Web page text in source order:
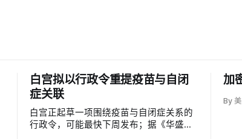
白宫拟以行政令重提疫苗与自闭
症关联
白宫正起草一项围绕疫苗与自闭症关系的
行政令，可能最快下周发布；据《华盛顿
加
By